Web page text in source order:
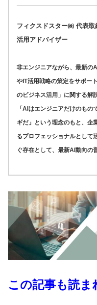
フィクスドスター㈱ 代表
活用アドバイザー
非エンジニアながら、最新の
やIT活用戦略の策定をサポー
のビジネス活用」に関する解
「AIはエンジニアだけのも
ギだ」という理念のもと、企
るプロフェッショナルとして
ぐ存在として、最新AI動向の
この記事も読ま